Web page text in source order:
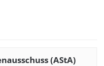
(AStA)